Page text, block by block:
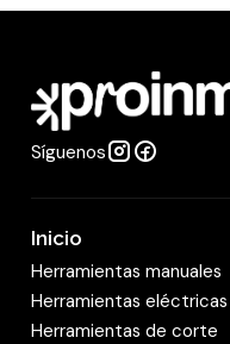
d
Síguenos
Inicio
Herramientas manuales
Herramientas eléctricas
Herramientas de corte